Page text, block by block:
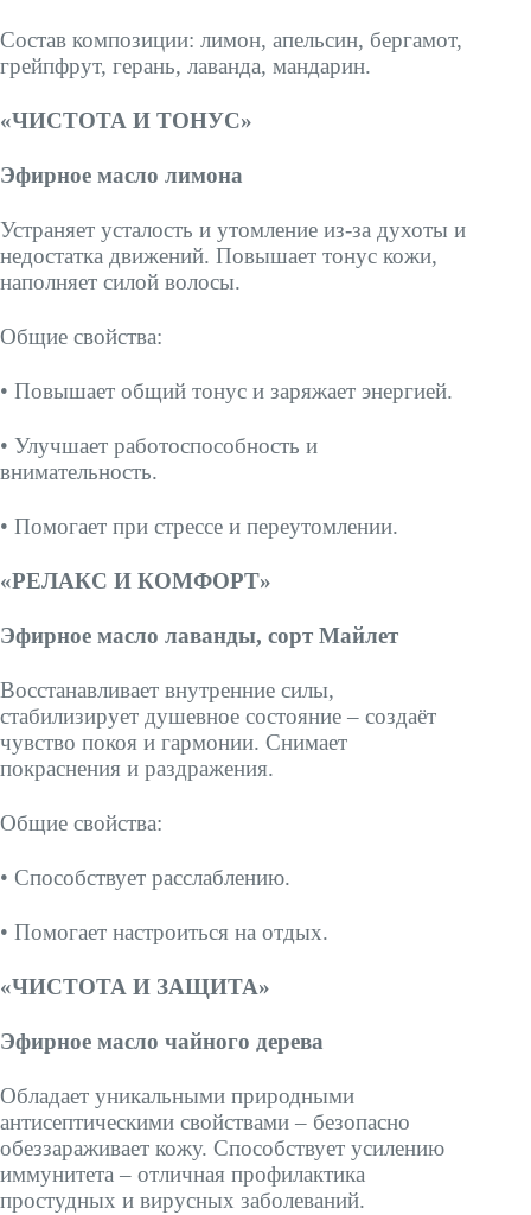
Состав композиции: лимон, апельсин, бергамот,
грейпфрут, герань, лаванда, мандарин.
«ЧИСТОТА И ТОНУС»
Эфирное масло лимона
Устраняет усталость и утомление из-за духоты и
недостатка движений. Повышает тонус кожи,
наполняет силой волосы.
Общие свойства:
• Повышает общий тонус и заряжает энергией.
• Улучшает работоспособность и
внимательность.
• Помогает при стрессе и переутомлении.
«РЕЛАКС И КОМФОРТ»
Эфирное масло лаванды, сорт Майлет
Восстанавливает внутренние силы,
стабилизирует душевное состояние – создаёт
чувство покоя и гармонии. Снимает
покраснения и раздражения.
Общие свойства:
• Способствует расслаблению.
• Помогает настроиться на отдых.
«ЧИСТОТА И ЗАЩИТА»
Эфирное масло чайного дерева
Обладает уникальными природными
антисептическими свойствами – безопасно
обеззараживает кожу. Способствует усилению
иммунитета – отличная профилактика
простудных и вирусных заболеваний.